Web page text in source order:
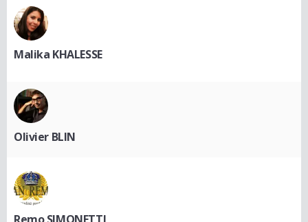
Malika KHALESSE
Olivier BLIN